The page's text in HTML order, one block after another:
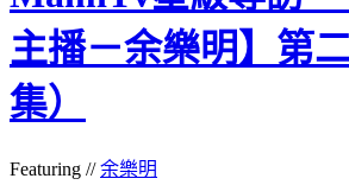
主播－余樂明】第
集）
Featuring //余樂明